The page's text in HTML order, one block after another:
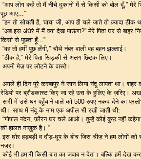
“आप लोग कहें तो मैं नीचे दुकानों में से किसी को बोल दूँ,” मेरे
पूछ आए...”
“हम तो सोचती हैं, चाचा जी, आप ही चले जाते तो ज़्यादा ठीक
“अब इस अंधेरे में मैं क्या देख पाऊंगा?” मेरे पिता घर से बाहर
किसी से पूछता हूँ...”
“वह तो हमीं पूछ लेंगी,” चौथे नंबर वाली वह बहन झल्लाई।
“ठीक है,” मेरे पिता खिड़की से अलग छिटक लिए।
अपनी मेज़ पर लौटने के वास्ते।
अगले ही दिन पूरे कस्बापुर ने जान लिया नंदू लापता था। शहर
रेडियो पर ब्रौडकास्ट किए जा रहे उस के हुलिए के ज़रिए।
सभी में उसे घर पहुँचाने वाले को 500 रुपए नकद देने का
थी। साथ में नंदू के नाम एक अपील भी रखी जाती थी:
“गोपाल नंदन, फ़ौरन घर चले आओ। तुम्हें कोई कुछ नहीं
की हालत नाज़ुक है। ”
इस घोर हड़बड़ी व दौड़-धूप के बीच जिस चीज़ ने हम लोगों को
नज़र।
कोई भी हमारी किसी बात का जवाब न देता। बल्कि हमें